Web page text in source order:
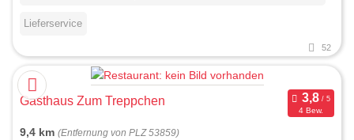
Lieferservice
52
Gasthaus Zum Treppchen
4 Bew.
9,4 km (Entfernung von PLZ 53859)